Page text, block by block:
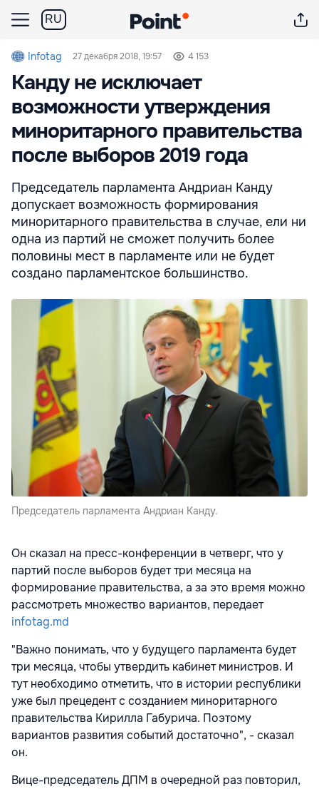
RU
Infotag 27 декабря 2018, 19:57 4 153
Канду не исключает
возможности утверждения
миноритарного правительства
после выборов 2019 года
Председатель парламента Андриан Канду
допускает возможность формирования
миноритарного правительства в случае, ели ни
одна из партий не сможет получить более
половины мест в парламенте или не будет
создано парламентское большинство.
Председатель парламента Андриан Канду.
Он сказал на пресс-конференции в четверг, что у
партий после выборов будет три месяца на
формирование правительства, а за это время можно
рассмотреть множество вариантов, передает
infotag.md
"Важно понимать, что у будущего парламента будет
три месяца, чтобы утвердить кабинет министров. И
тут необходимо отметить, что в истории республики
уже был прецедент с созданием миноритарного
правительства Кирилла Габурича. Поэтому
вариантов развития событий достаточно", - сказал
он.
Вице-председатель ДПМ в очередной раз повторил,